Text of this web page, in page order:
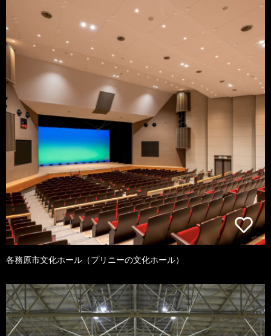
各務原市文化ホール（プリニーの文化ホール）